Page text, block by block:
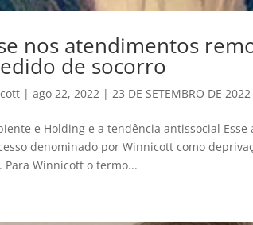
nos atendimentos
de socorro
|ago 22, 2022 | 23 DE SETEMBRO DE
e Holding e a tendência antissocial
denominado por Winnicott como
Para Winnicott o termo...